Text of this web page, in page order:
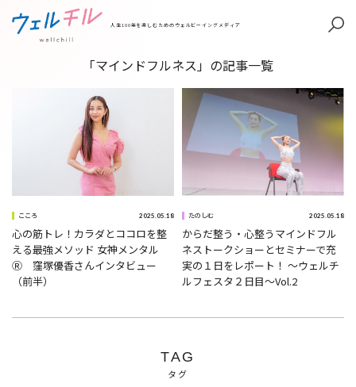
人生100年を楽しむためのウェルビーイングメディア
「マインドフルネス」の記事一覧
こころ 2025.05.18
心の筋トレ！カラダとココロを整
える最強メソッド 女神メンタル
Ⓡ 窪塚優香さんインタビュー
（前半）
たのしむ 2025.05.18
からだ整う・心整うマインドフル
ネストークショーとセミナーで充
実の１日をレポート！ ～ウェルチ
ルフェスタ２日目～Vol.2
TAG
タグ